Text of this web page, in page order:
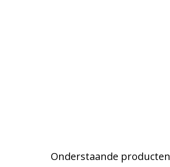
Onderstaande